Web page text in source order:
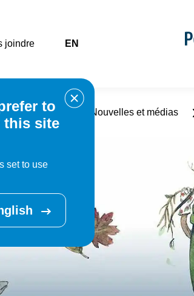
joindre EN
to
this site
set to use
municipale Nouvelles et médias